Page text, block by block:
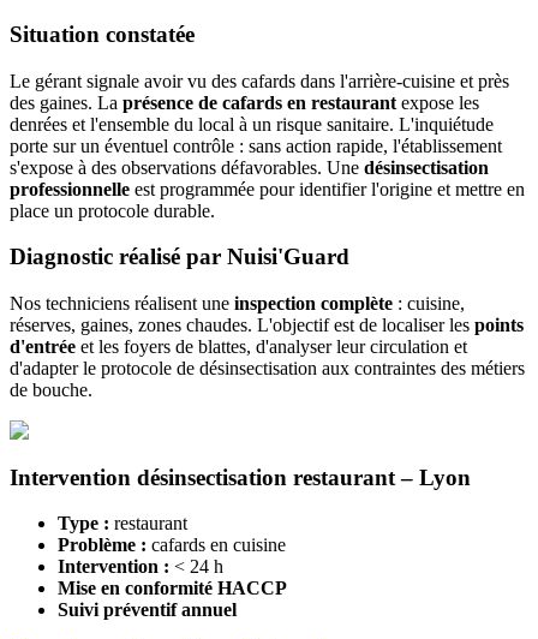
Situation constatée
Le gérant signale avoir vu des cafards dans l'arrière-cuisine et près
des gaines. La présence de cafards en restaurant expose les
denrées et l'ensemble du local à un risque sanitaire. L'inquiétude
porte sur un éventuel contrôle : sans action rapide, l'établissement
s'expose à des observations défavorables. Une désinsectisation
professionnelle est programmée pour identifier l'origine et mettre en
place un protocole durable.
Diagnostic réalisé par Nuisi'Guard
Nos techniciens réalisent une inspection complète : cuisine,
réserves, gaines, zones chaudes. L'objectif est de localiser les points
d'entrée et les foyers de blattes, d'analyser leur circulation et
d'adapter le protocole de désinsectisation aux contraintes des métiers
de bouche.
Intervention désinsectisation restaurant – Lyon
Type : restaurant
Problème : cafards en cuisine
Intervention : < 24 h
Mise en conformité HACCP
Suivi préventif annuel